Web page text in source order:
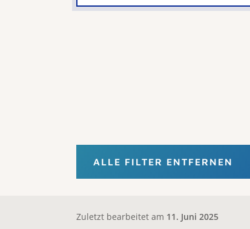
ALLE FILTER ENTFERNEN
Zuletzt bearbeitet am 11. Juni 2025